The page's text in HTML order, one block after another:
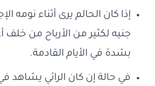
إذا كان الحالم يرى أثناء نومه
جنيه لكثير من الأرباح من خلف
بشدة في الأيام القادمة.
في حالة إن كان الرائي